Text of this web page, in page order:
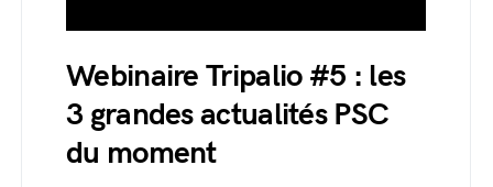
Webinaire Tripalio #5 : les
3 grandes actualités PSC
du moment